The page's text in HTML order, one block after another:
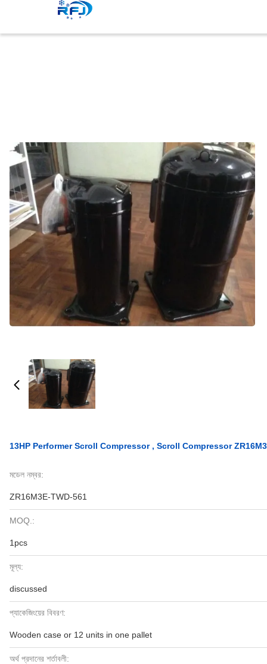
13HP Performer Scroll Compressor , Scroll Compressor
মডেল নম্বর:
ZR16M3E-TWD-561
MOQ.:
1pcs
মূল্য:
discussed
প্যাকেজিংয়ের বিবরণ:
Wooden case or 12 units in one pallet
অর্থ প্রদানের শর্তাবলী: